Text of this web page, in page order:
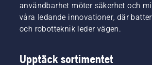
mer
bekvämt
och att
du inte
trött, så
att du
användbarhet möter säkerhet och
våra ledande innovationer, där
och robotteknik leder vägen.
Upptäck sortimentet